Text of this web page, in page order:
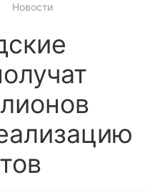
Новости